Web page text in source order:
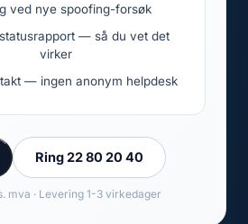
ved nye spoofing-forsøk
— så du vet det
virker
— ingen anonym helpdesk
Ring 22 80 20 40
mva · Levering 1-3 virkedager